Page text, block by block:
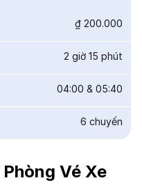
₫ 200.000
2 giờ 15 phút
04:00 & 05:40
6 chuyến
Vé Xe